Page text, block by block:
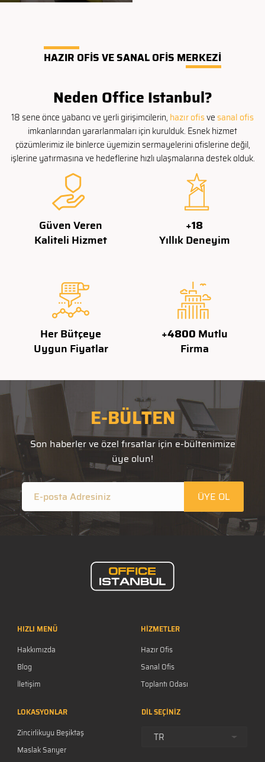
HAZIR OFİS VE SANAL OFİS MERKEZİ
Neden Office Istanbul?
18 sene önce yabancı ve yerli girişimcilerin, hazır ofisvesanal ofis
imkanlarından yararlanmaları için kurulduk. Esnek hizmet
çözümlerimiz ile binlerce üyemizin sermayelerini ofislerine değil,
işlerine yatırmasına ve hedeflerine hızlı ulaşmalarına destek olduk.
Güven Veren
Kaliteli Hizmet
+18
Yıllık Deneyim
Her Bütçeye
Uygun Fiyatlar
+4800 Mutlu
Firma
E-BÜLTEN
Son haberler ve özel fırsatlar için e-bültenimize
üye olun!
ÜYE OL
HIZLI MENÜ
Hakkımızda
Blog
İletişim
S.S.S.
Gizlilik Politikası
HİZMETLER
Hazır Ofis
Sanal Ofis
Toplantı Odası
LOKASYONLAR
Zincirlikuyu Beşiktaş
Maslak Sarıyer
DİL SEÇİNİZ
TR